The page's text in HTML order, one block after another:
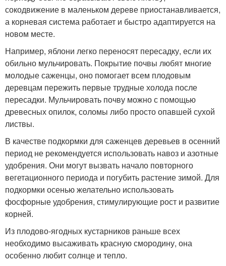
сокодвижение в маленьком дереве приостанавливается,
а корневая система работает и быстро адаптируется на
новом месте.
Например, яблони легко переносят пересадку, если их
обильно мульчировать. Покрытие почвы любят многие
молодые саженцы, оно помогает всем плодовым
деревцам пережить первые трудные холода после
пересадки. Мульчировать почву можно с помощью
древесных опилок, соломы либо просто опавшей сухой
листвы.
В качестве подкормки для саженцев деревьев в осенний
период не рекомендуется использовать навоз и азотные
удобрения. Они могут вызвать начало повторного
вегетационного периода и погубить растение зимой. Для
подкормки осенью желательно использовать
фосфорные удобрения, стимулирующие рост и развитие
корней.
Из плодово-ягодных кустарников раньше всех
необходимо высаживать красную смородину, она
особенно любит солнце и тепло.